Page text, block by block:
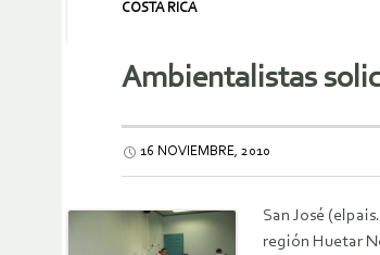
COSTA RICA
Ambientalistas
16 NOVIEMBRE, 2010
San José
región Huetar